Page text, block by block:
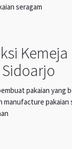
seragam
Kemeja
pakaian yang
manufacture pakaian